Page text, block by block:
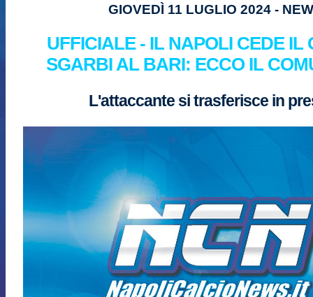
GIOVEDÌ 11 LUGLIO 2024 -
UFFICIALE - IL NAPOLI CEDE IL
SGARBI AL BARI: ECCO IL
L'attaccante si trasferisce in